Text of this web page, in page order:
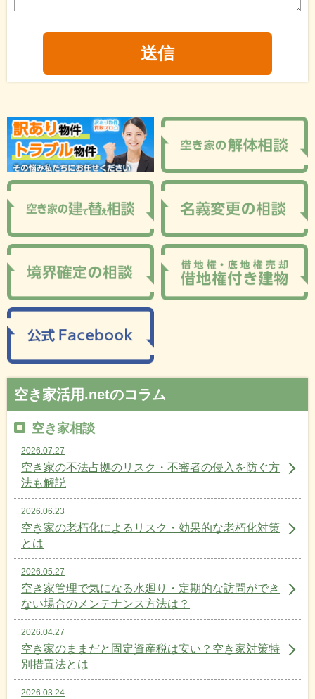
送信
空き家活用.netのコラム
空き家相談
2026.07.27
空き家の不法占拠のリスク・不審者の侵入を防ぐ方
法も解説
2026.06.23
空き家の老朽化によるリスク・効果的な老朽化対策
とは
2026.05.27
空き家管理で気になる水廻り・定期的な訪問ができ
ない場合のメンテナンス方法は？
2026.04.27
空き家のままだと固定資産税は安い？空き家対策特
別措置法とは
2026.03.24